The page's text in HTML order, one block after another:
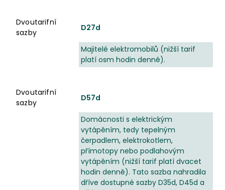
Dvoutarifní
sazby
D27d
Majitelé elektromobilů (nižší tarif
platí osm hodin denně).
Dvoutarifní
sazby
D57d
Domácnosti s elektrickým
vytápěním, tedy tepelným
čerpadlem, elektrokotlem,
přímotopy nebo podlahovým
vytápěním (nižší tarif platí dvacet
hodin denně). Tato sazba nahradila
dříve dostupné sazby D35d, D45d a